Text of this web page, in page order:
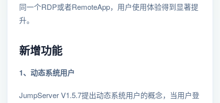
同一个RDP或者RemoteApp，用户使用体验得到显著提
升。
新增功能
1、动态系统用户
JumpServer V1.5.7提出动态系统用户的概念，当用户登